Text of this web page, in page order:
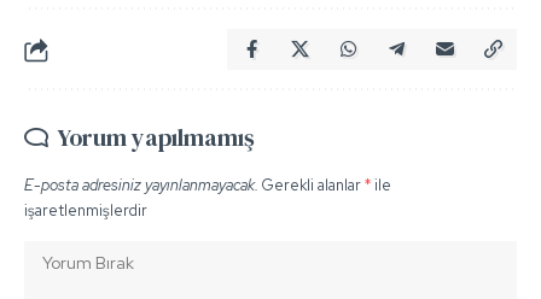
Yorum yapılmamış
E-posta adresiniz yayınlanmayacak. Gerekli alanlar*ile
işaretlenmişlerdir